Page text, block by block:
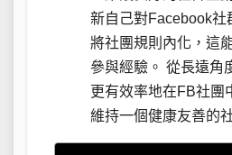
新自己對Facebook社
將社團規則內化，這
參與經驗。 從長遠角
更有效率地在FB社團
維持一個健康友善的